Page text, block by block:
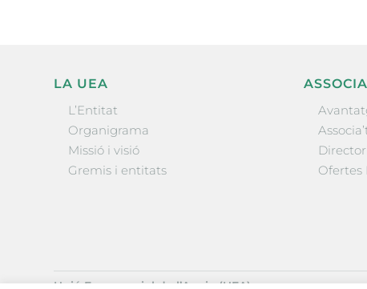
LA UEA
L’Entitat
Organigrama
Missió i visió
Gremis i entitats
Ofertes
Unió Empresarial de l’Anoia (UEA)